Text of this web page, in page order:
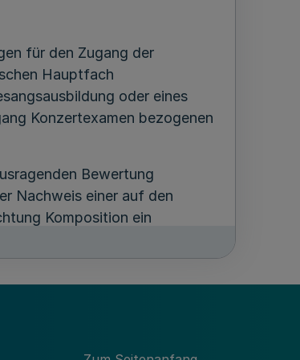
für den Zugang der
Hauptfach
oder eines
Konzertexamen bezogenen
Bewertung
Nachweis einer auf den
Komposition ein
und Bewerber, die einen
ausreichende deutsche